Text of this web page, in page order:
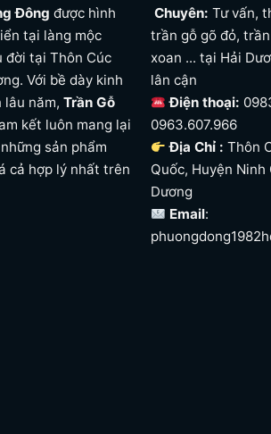
Đông được hình
tại làng mộc
đời tại Thôn Cúc
Với bề dày kinh
lâu năm, Trần Gỗ
kết luôn mang lại
sản phẩm
cả hợp lý nhất trên
Chuyên: Tư vấn,
trần gỗ gõ đỏ,
xoan ... tại Hải
lân cận
Điện thoại:
0963.607.966
Địa Chỉ :Thôn
Quốc, Huyện
Dương
Email: